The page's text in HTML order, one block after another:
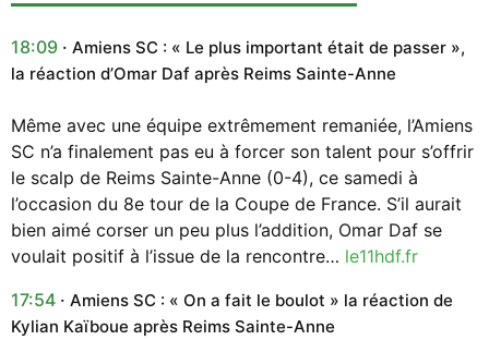
18:09
Amiens SC : « Le plus important était de passer »,
la réaction d’Omar Daf après Reims Sainte-Anne
Même avec une équipe extrêmement remaniée, l’Amiens
SC n’a finalement pas eu à forcer son talent pour s’offrir
le scalp de Reims Sainte-Anne (0-4), ce samedi à
l’occasion du 8e tour de la Coupe de France. S’il aurait
bien aimé corser un peu plus l’addition, Omar Daf se
voulait positif à l’issue de la rencontre… le11hdf.fr
17:54
Amiens SC : « On a fait le boulot » la réaction de
Kylian Kaïboue après Reims Sainte-Anne